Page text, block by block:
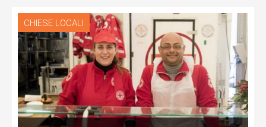
CHIESE LOCALI